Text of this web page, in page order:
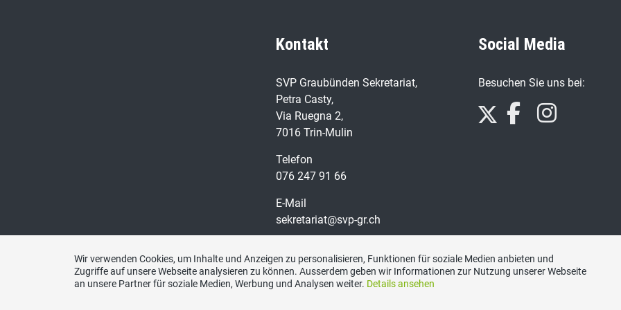
Kontakt
SVP Graubünden Sekretariat,
Petra Casty,
Via Ruegna 2,
7016 Trin-Mulin
Telefon
076 247 91 66
E-Mail
sekretariat@svp-gr.ch
Social Media
Besuchen Sie uns bei:
Impressum|Datenschutzerklärung
Wir verwenden Cookies, um Inhalte und Anzeigen zu personalisieren, Funktionen für soziale Medien anbieten und
Zugriffe auf unsere Webseite analysieren zu können. Ausserdem geben wir Informationen zur Nutzung unserer Webseite
an unsere Partner für soziale Medien, Werbung und Analysen weiter. Details ansehen